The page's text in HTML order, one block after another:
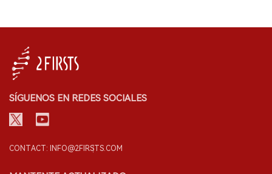
SÍGUENOS EN REDES SOCIALES
CONTACT: INFO@2FIRSTS.COM